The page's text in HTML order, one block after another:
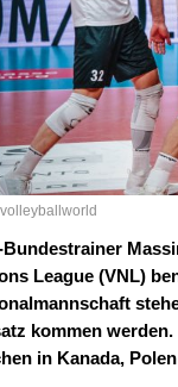
Bundestrainer
League (VNL)
kommen
in Kanada,